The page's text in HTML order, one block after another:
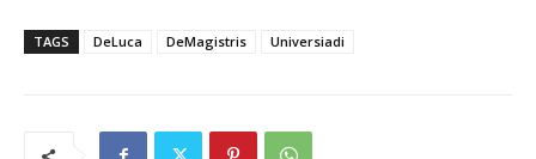
TAGS DeLuca DeMagistris Universiadi